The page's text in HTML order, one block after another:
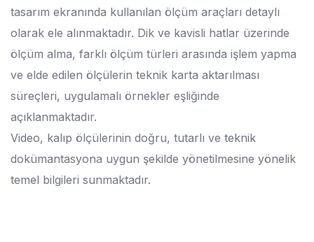
tasarım ekranında kullanılan ölçüm araçları detaylı
olarak ele alınmaktadır. Dik ve kavisli hatlar üzerinde
ölçüm alma, farklı ölçüm türleri arasında işlem yapma
ve elde edilen ölçülerin teknik karta aktarılması
süreçleri, uygulamalı örnekler eşliğinde
açıklanmaktadır.
Video, kalıp ölçülerinin doğru, tutarlı ve teknik
dokümantasyona uygun şekilde yönetilmesine yönelik
temel bilgileri sunmaktadır.